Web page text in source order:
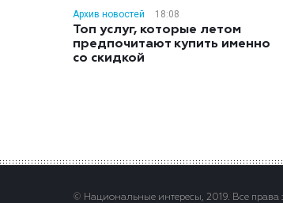
Архив новостей 18:08
Топ услуг, которые летом
предпочитают купить именно
со скидкой
© Национальные интересы, 2019. Все